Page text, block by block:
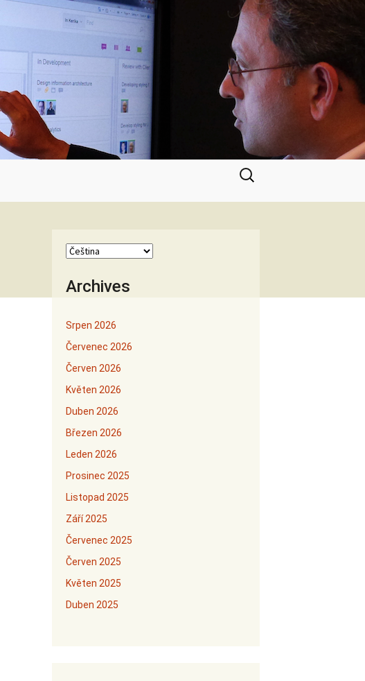
Vyhledávání
Archives
Srpen 2026
Červenec 2026
Červen 2026
Květen 2026
Duben 2026
Březen 2026
Leden 2026
Prosinec 2025
Listopad 2025
Září 2025
Červenec 2025
Červen 2025
Květen 2025
Duben 2025